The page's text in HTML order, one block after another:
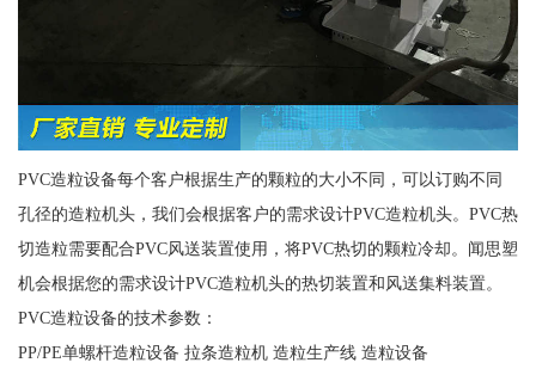
PVC造粒设备每个客户根据生产的颗粒的大小不同，可以订购不同
孔径的造粒机头，我们会根据客户的需求设计PVC造粒机头。PVC热
切造粒需要配合PVC风送装置使用，将PVC热切的颗粒冷却。闻思塑
机会根据您的需求设计PVC造粒机头的热切装置和风送集料装置。
PVC造粒设备的技术参数：
PP/PE单螺杆造粒设备 拉条造粒机 造粒生产线 造粒设备